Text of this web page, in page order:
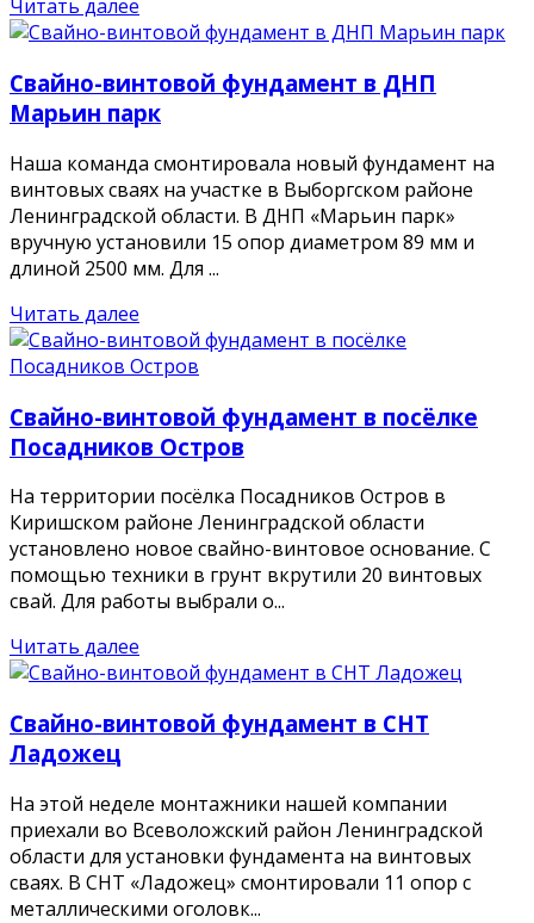
Читать далее
Свайно-винтовой фундамент в ДНП
Марьин парк
Наша команда смонтировала новый фундамент на
винтовых сваях на участке в Выборгском районе
Ленинградской области. В ДНП «Марьин парк»
вручную установили 15 опор диаметром 89 мм и
длиной 2500 мм. Для ...
Читать далее
Свайно-винтовой фундамент в посёлке
Посадников Остров
На территории посёлка Посадников Остров в
Киришском районе Ленинградской области
установлено новое свайно-винтовое основание. С
помощью техники в грунт вкрутили 20 винтовых
свай. Для работы выбрали о...
Читать далее
Свайно-винтовой фундамент в СНТ
Ладожец
На этой неделе монтажники нашей компании
приехали во Всеволожский район Ленинградской
области для установки фундамента на винтовых
сваях. В СНТ «Ладожец» смонтировали 11 опор с
металлическими оголовк...